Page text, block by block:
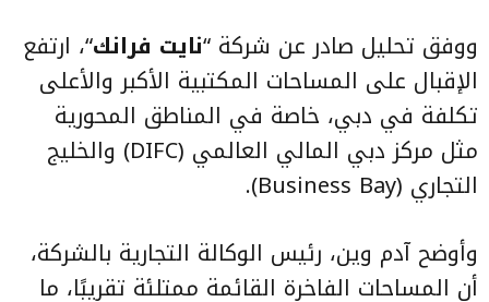
ووفق تحليل صادر عن شركة “نايت فرانك“، ارتفع
الإقبال على المساحات المكتبية الأكبر والأعلى
تكلفة في دبي، خاصة في المناطق المحورية
مثل مركز دبي المالي العالمي (DIFC) والخليج
التجاري (Business Bay).
وأوضح آدم وين، رئيس الوكالة التجارية بالشركة،
أن المساحات الفاخرة القائمة ممتلئة تقريبًا، ما